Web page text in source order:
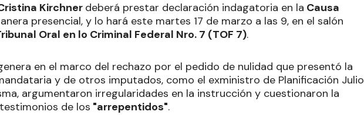
Kirchner deberá prestar declaración indagatoria en la Causa
presencial, y lo hará este martes 17 de marzo a las 9, en el salón
Oral en lo Criminal Federal Nro. 7 (TOF 7).
en el marco del rechazo por el pedido de nulidad que presentó la
y de otros imputados, como el exministro de Planificación Julio
argumentaron irregularidades en la instrucción y cuestionaron la
de los "arrepentidos".